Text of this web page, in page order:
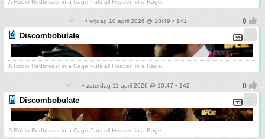
A Robin Redbreast in a Cage Puts all Heaven in a Rage.
• vrijdag 10 april 2026 @ 18:49 • 141
Discombobulate
A Robin Redbreast in a Cage Puts all Heaven in a Rage.
• zaterdag 11 april 2026 @ 10:47 • 142
Discombobulate
A Robin Redbreast in a Cage Puts all Heaven in a Rage.